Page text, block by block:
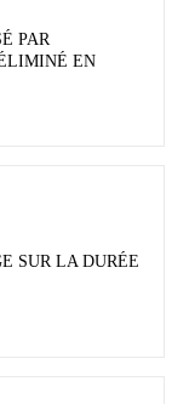
PAR
EN
SUR LA DURÉE